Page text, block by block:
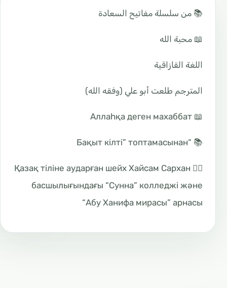
📚 من سلسلة مفاتيح السعادة
📖 محبة الله
اللغة القازاقية
المترجم طلعت أبو علي (وفقه الله)
📖 Аллаһқа деген махаббат
📚 “Бақыт кілті” топтамасынан
✍🏼 Қазақ тіліне аударған шейх Хайсам Сархан
басшылығындағы “Сунна” колледжі және
“Абу Ханифа мирасы” арнасы